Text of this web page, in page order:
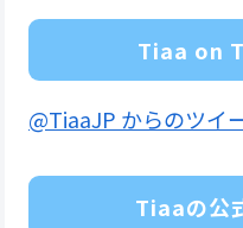
Tiaa on
@TiaaJP からのツイ
Tiaaの公